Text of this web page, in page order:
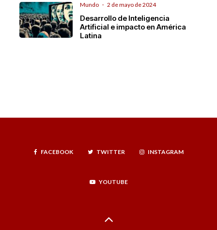
Mundo · 2 de mayo de 2024
Desarrollo de Inteligencia
Artificial e impacto en América
Latina
FACEBOOK TWITTER INSTAGRAM
YOUTUBE